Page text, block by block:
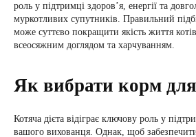
роль у підтримці здоров’я, енергії та
муркотливих супутників. Правильний
може суттєво покращити якість життя
всеосяжним доглядом та харчуванням.
Як вибрати корм для
Котяча дієта відіграє ключову роль у
вашого вихованця. Однак, щоб